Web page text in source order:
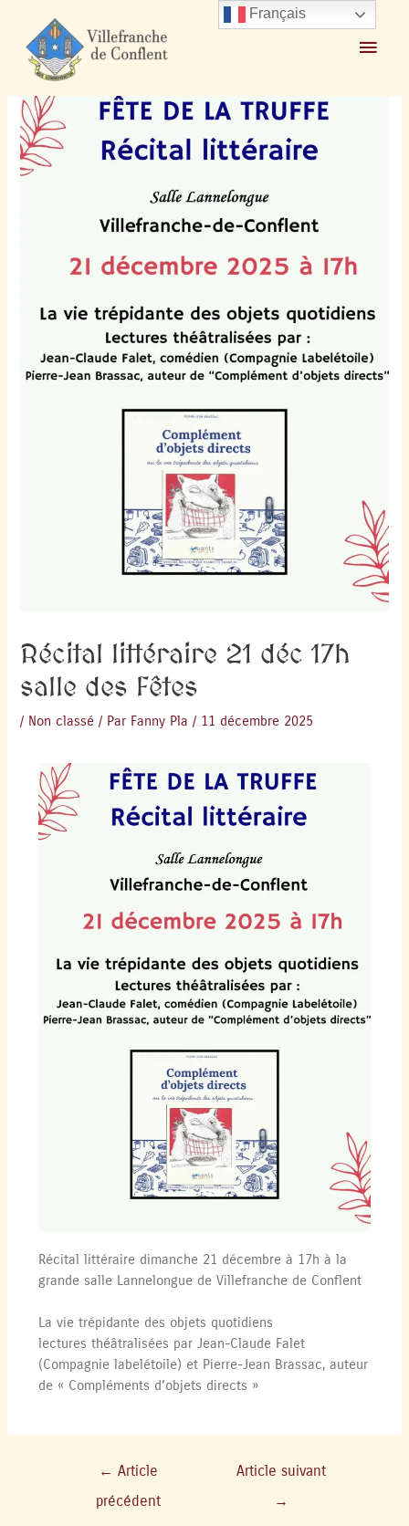
Accueil 2025 décembre
Récital littéraire 21 déc 17h salle des Fêtes
Récital littéraire 21 déc 17h
salle des Fêtes
/ Non classé / Par Fanny Pla / 11 décembre 2025
Récital littéraire dimanche 21 décembre à 17h à la
grande salle Lannelongue de Villefranche de Conflent
La vie trépidante des objets quotidiens
lectures théâtralisées par Jean-Claude Falet
(Compagnie labelétoile) et Pierre-Jean Brassac, auteur
de « Compléments d’objets directs »
← Article
précédent
Article suivant
→
Français